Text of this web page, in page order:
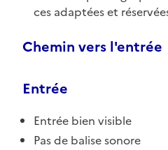
ces adaptées et
Chemin vers l'entrée
Entrée
Entrée bien visible
Pas de balise sonore